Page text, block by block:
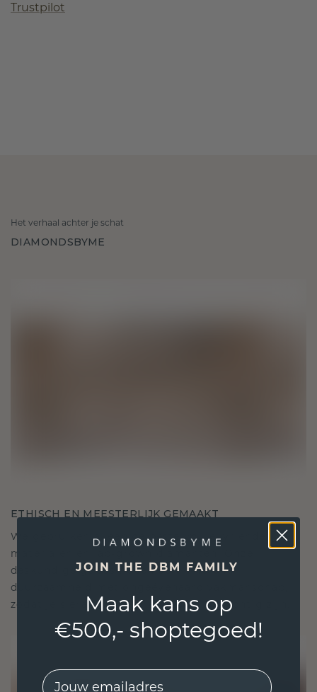
Trustpilot
Het verhaal achter je schat
DIAMONDSBYME
ETHISCH EN MEESTERLIJK GEMAAKT
We gebruiken alleen de beste, milieuvriendelijke
materialen en lab-grown diamanten. Onze
deskundige goudsmeden combineren
duurzaamheid met ongeëvenaard vakmanschap,
zodat je sieraden zowel ethisch als prachtig zijn.
JOIN THE DBM FAMILY
Maak kans op
€500,- shoptegoed!
EMail